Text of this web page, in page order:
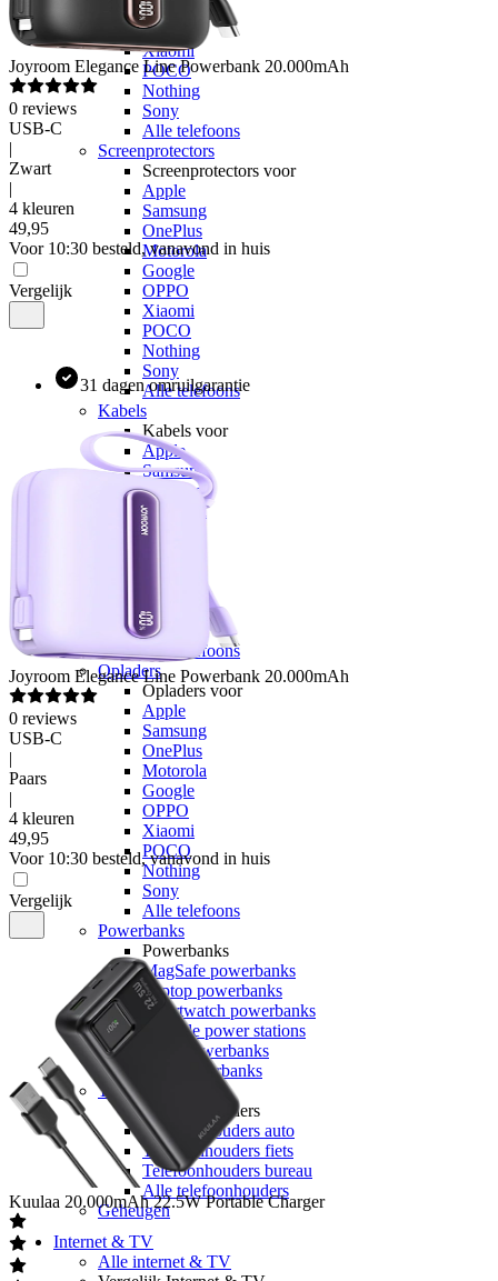
Google
OPPO
Xiaomi
POCO
Nothing
Sony
Alle telefoons
Screenprotectors
Screenprotectors voor
Apple
Samsung
OnePlus
Motorola
Google
OPPO
Xiaomi
POCO
Nothing
Sony
Alle telefoons
Kabels
Kabels voor
Apple
Samsung
OnePlus
Motorola
Google
Nothing
Sony
Alle telefoons
Opladers
Opladers voor
Apple
Samsung
OnePlus
Motorola
Google
OPPO
Xiaomi
POCO
Nothing
Sony
Alle telefoons
Powerbanks
Powerbanks
MagSafe powerbanks
Laptop powerbanks
Smartwatch powerbanks
Portable power stations
Solar powerbanks
Alle powerbanks
Telefoonhouders
Telefoonhouders
Telefoonhouders auto
Telefoonhouders fiets
Telefoonhouders bureau
Alle telefoonhouders
Geheugen
Internet & TV
Alle internet & TV
Joyroom Elegance Line Powerbank 20.000mAh
0 reviews
USB-C
|
Zwart
|
4 kleuren
49,95
Voor 10:30 besteld, vanavond in huis
Vergelijk
31 dagen omruilgarantie
Joyroom Elegance Line Powerbank 20.000mAh
0 reviews
USB-C
|
Paars
|
4 kleuren
49,95
Voor 10:30 besteld, vanavond in huis
Vergelijk
Kuulaa 20.000mAh 22.5W Portable Charger